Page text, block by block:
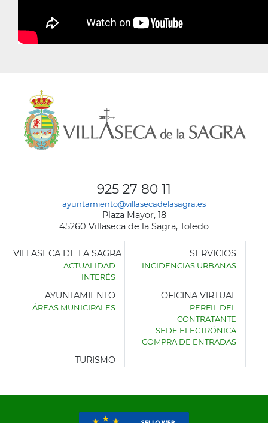
925 27 80 11
ayuntamiento@villasecadelasagra.es
Plaza Mayor, 18
45260 Villaseca de la Sagra, Toledo
AYUNTAMIENTO
VILLASECA DE LA SAGRA
ACTUALIDAD
INTERÉS
SERVICIOS
INCIDENCIAS URBANAS
AYUNTAMIENTO
ÁREAS MUNICIPALES
OFICINA VIRTUAL
PERFIL DEL
CONTRATANTE
SEDE ELECTRÓNICA
COMPRA DE ENTRADAS
TURISMO